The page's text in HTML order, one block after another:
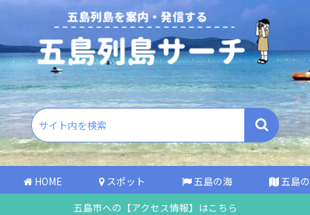
HOME スポット 五島の海
五島
五島市への【アクセス情報】はこちら